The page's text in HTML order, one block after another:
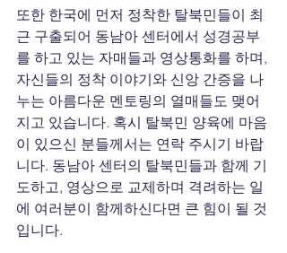
또한 한국에 먼저 정착한 탈북민들이 최
근 구출되어 동남아 센터에서 성경공부
를 하고 있는 자매들과 영상통화를 하며,
자신들의 정착 이야기와 신앙 간증을 나
누는 아름다운 멘토링의 열매들도 맺어
지고 있습니다. 혹시 탈북민 양육에 마음
이 있으신 분들께서는 연락 주시기 바랍
니다. 동남아 센터의 탈북민들과 함께 기
도하고, 영상으로 교제하며 격려하는 일
에 여러분이 함께하신다면 큰 힘이 될 것
입니다.